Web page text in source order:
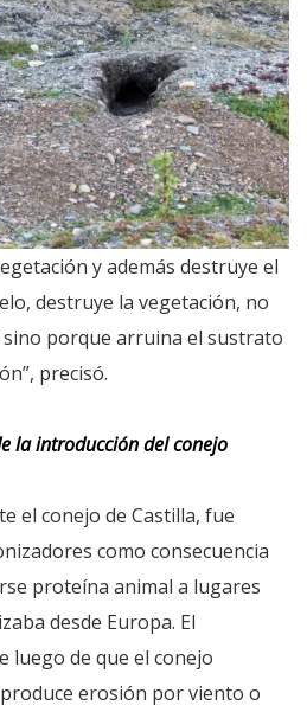
y además destruye el
destruye la vegetación, no
porque arruina el sustrato
precisó.
la introducción del conejo
el conejo de Castilla, fue
como consecuencia
proteína animal a lugares
desde Europa. El
luego de que el conejo
erosión por viento o